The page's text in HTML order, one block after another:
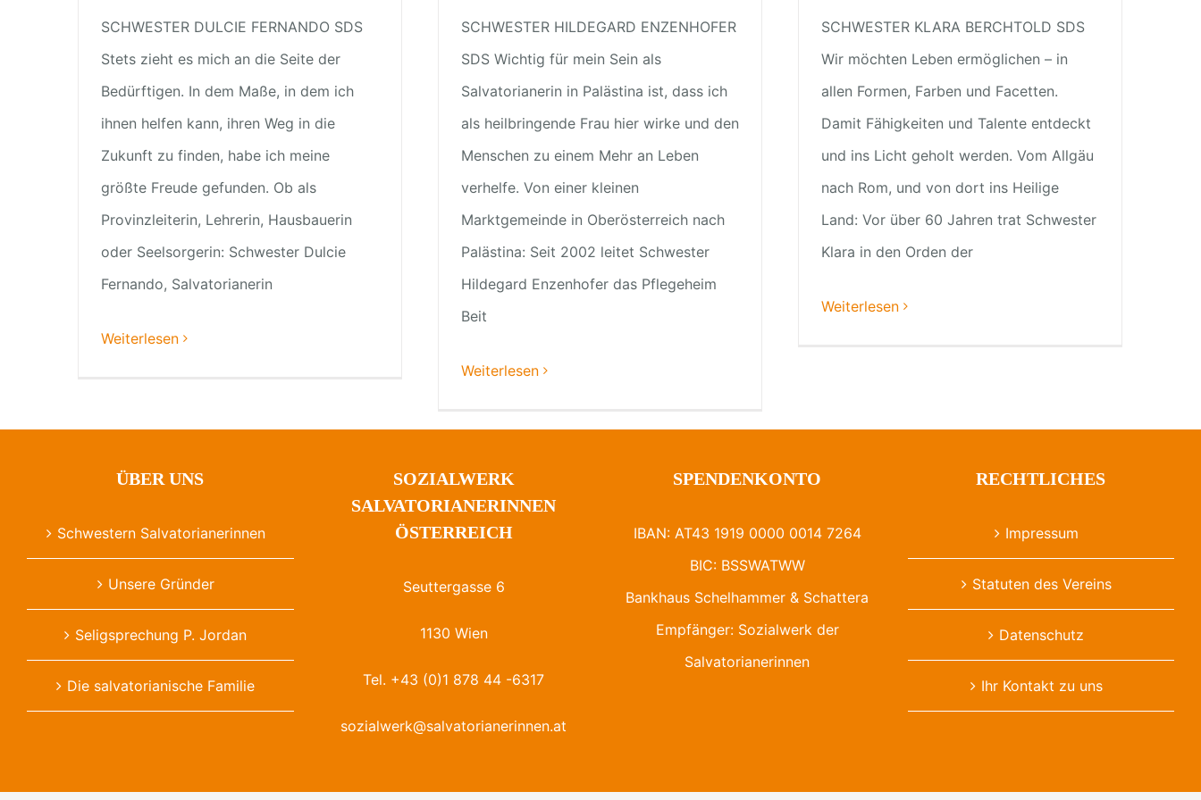
SCHWESTER DULCIE FERNANDO SDS
Stets zieht es mich an die Seite der
Bedürftigen. In dem Maße, in dem ich
ihnen helfen kann, ihren Weg in die
Zukunft zu finden, habe ich meine
größte Freude gefunden. Ob als
Provinzleiterin, Lehrerin, Hausbauerin
oder Seelsorgerin: Schwester Dulcie
Fernando, Salvatorianerin
Weiterlesen
SCHWESTER HILDEGARD ENZENHOFER
SDS Wichtig für mein Sein als
Salvatorianerin in Palästina ist, dass ich
als heilbringende Frau hier wirke und den
Menschen zu einem Mehr an Leben
verhelfe. Von einer kleinen
Marktgemeinde in Oberösterreich nach
Palästina: Seit 2002 leitet Schwester
Hildegard Enzenhofer das Pflegeheim
Beit
Weiterlesen
SCHWESTER KLARA BERCHTOLD SDS
Wir möchten Leben ermöglichen – in
allen Formen, Farben und Facetten.
Damit Fähigkeiten und Talente entdeckt
und ins Licht geholt werden. Vom Allgäu
nach Rom, und von dort ins Heilige
Land: Vor über 60 Jahren trat Schwester
Klara in den Orden der
Weiterlesen
ÜBER UNS
Schwestern Salvatorianerinnen
Unsere Gründer
Seligsprechung P. Jordan
Die salvatorianische Familie
SOZIALWERK
SALVATORIANERINNEN
ÖSTERREICH
Seuttergasse 6
1130 Wien
Tel. +43 (0)1 878 44 -6317
sozialwerk@salvatorianerinnen.at
SPENDENKONTO
IBAN: AT43 1919 0000 0014 7264
BIC: BSSWATWW
Bankhaus Schelhammer & Schattera
Empfänger: Sozialwerk der
Salvatorianerinnen
RECHTLICHES
Impressum
Statuten des Vereins
Datenschutz
Ihr Kontakt zu uns